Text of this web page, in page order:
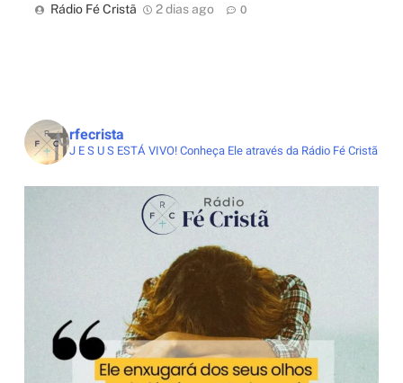
Rádio Fé Cristã 2 dias ago 0
rfecrista
J E S U S ESTÁ VIVO!Conheça Ele através da Rádio Fé Cristã